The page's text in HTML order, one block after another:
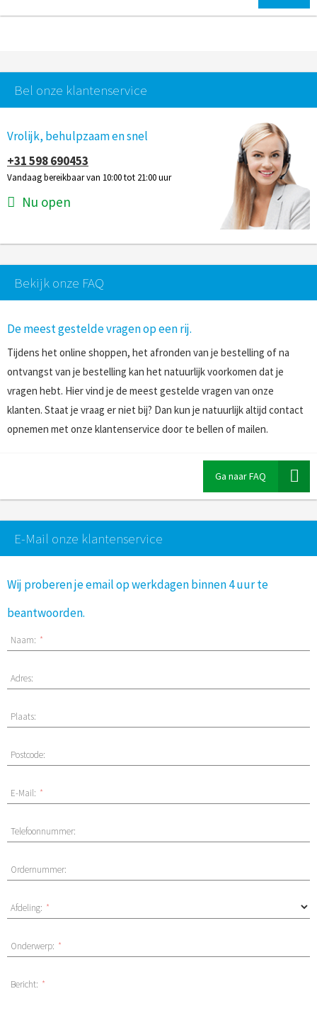
Bel onze klantenservice
Vrolijk, behulpzaam en snel
+31 598 690453
Vandaag bereikbaar van 10:00 tot 21:00 uur
Nu open
Bekijk onze FAQ
De meest gestelde vragen op een rij.
Tijdens het online shoppen, het afronden van je bestelling of na
ontvangst van je bestelling kan het natuurlijk voorkomen dat je
vragen hebt. Hier vind je de meest gestelde vragen van onze
klanten. Staat je vraag er niet bij? Dan kun je natuurlijk altijd contact
opnemen met onze klantenservice door te bellen of mailen.
Ga naar FAQ
E-Mail onze klantenservice
Wij proberen je email op werkdagen binnen 4 uur te
beantwoorden.
Naam: *
Adres:
Plaats:
Postcode:
E-Mail: *
Telefoonnummer:
Ordernummer:
Afdeling: *
Onderwerp: *
Bericht: *